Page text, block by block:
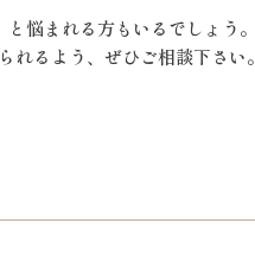
悩まれる方もいるでしょう。
るよう、ぜひご相談下さい。